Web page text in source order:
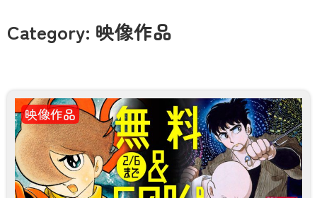
Category: 映像作品
映像作品